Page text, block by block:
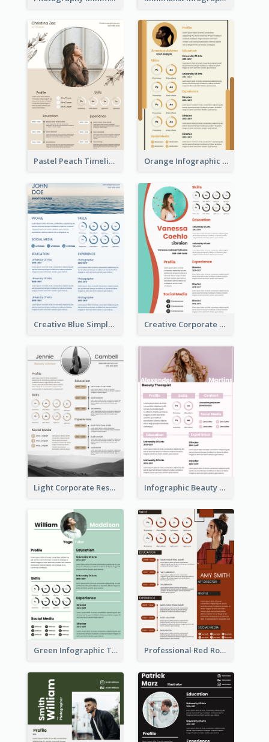
Pastel Peach Timeline Resume Orange Infographic Market Analyst Resume
Creative Blue Simple Resume Creative Corporate Teal Resume
Light Corporate Resume Infographic Beauty Consultant Resume
Green Infographic Teacher Resume Professional Red Rouge Resume